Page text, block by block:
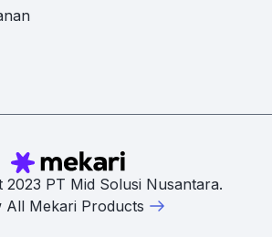
PT Mid Solusi Nusantara.
All Mekari Products